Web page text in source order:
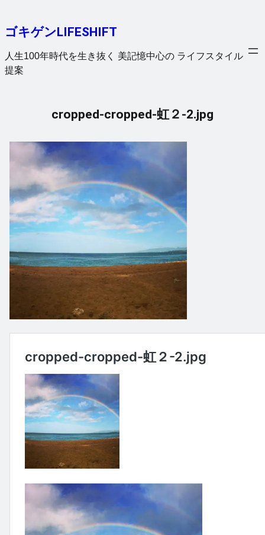
を
ス
キ
ゴキゲンLIFESHIFT
人生100年時代を生き抜く 美記憶中心の ライフスタイル
提案
cropped-cropped-虹２-2.jpg